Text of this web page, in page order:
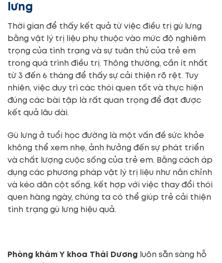
lưng
Thời gian để thấy kết quả từ việc điều trị gù lưng
bằng vật lý trị liệu phụ thuộc vào mức độ nghiêm
trọng của tình trạng và sự tuân thủ của trẻ em
trong quá trình điều trị. Thông thường, cần ít nhất
từ 3 đến 6 tháng để thấy sự cải thiện rõ rệt. Tuy
nhiên, việc duy trì các thói quen tốt và thực hiện
đúng các bài tập là rất quan trọng để đạt được
kết quả lâu dài.
Gù lưng ở tuổi học đường là một vấn đề sức khỏe
không thể xem nhẹ, ảnh hưởng đến sự phát triển
và chất lượng cuộc sống của trẻ em. Bằng cách áp
dụng các phương pháp vật lý trị liệu như nắn chỉnh
và kéo dãn cột sống, kết hợp với việc thay đổi thói
quen hàng ngày, chúng ta có thể giúp trẻ cải thiện
tình trạng gù lưng hiệu quả.
Phòng khám Y khoa Thái Dương luôn sẵn sàng hỗ